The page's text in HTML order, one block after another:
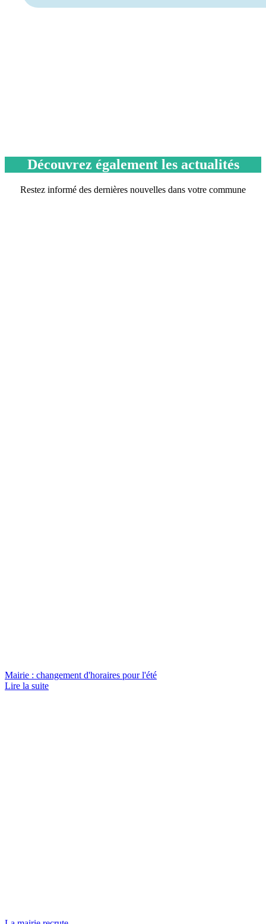
Découvrez également les actualités
Restez informé des dernières nouvelles dans votre commune
Mairie : changement d'horaires pour l'été
Lire la suite